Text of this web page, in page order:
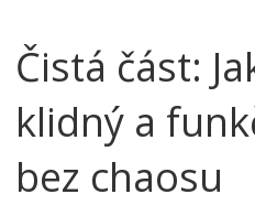
Čistá část:
klidný a
bez chaosu